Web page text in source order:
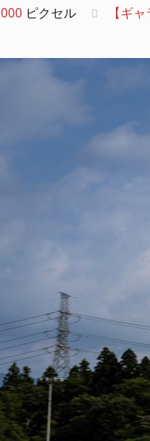
ピクセル 【ギ